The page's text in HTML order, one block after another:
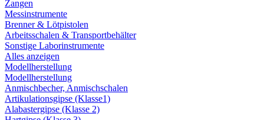
Zangen
Messinstrumente
Brenner & Lötpistolen
Arbeitsschalen & Transportbehälter
Sonstige Laborinstrumente
Alles anzeigen
Modellherstellung
Modellherstellung
Anmischbecher, Anmischschalen
Artikulationsgipse (Klasse1)
Alabastergipse (Klasse 2)